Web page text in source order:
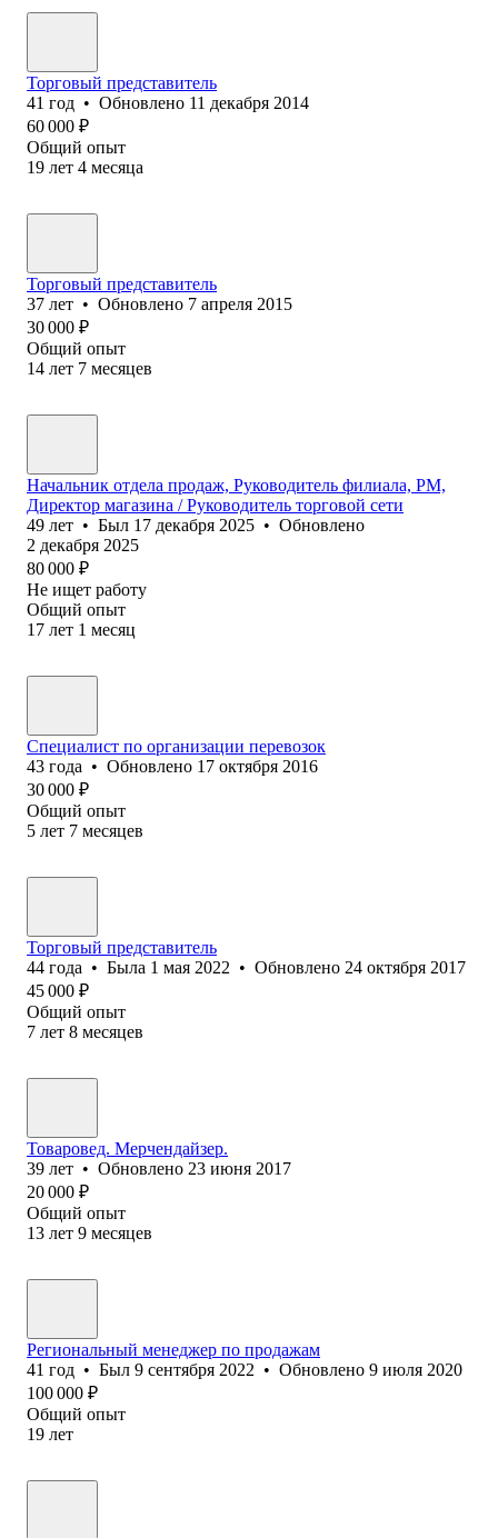
Торговый представитель
41 год • Обновлено 11 декабря 2014
60 000 ₽
Общий опыт
19 лет 4 месяца
Торговый представитель
37 лет • Обновлено 7 апреля 2015
30 000 ₽
Общий опыт
14 лет 7 месяцев
Начальник отдела продаж, Руководитель филиала, РМ,
Директор магазина / Руководитель торговой сети
49 лет • Был 17 декабря 2025 • Обновлено
2 декабря 2025
80 000 ₽
Не ищет работу
Общий опыт
17 лет 1 месяц
Специалист по организации перевозок
43 года • Обновлено 17 октября 2016
30 000 ₽
Общий опыт
5 лет 7 месяцев
Торговый представитель
44 года • Была 1 мая 2022 • Обновлено 24 октября 2017
45 000 ₽
Общий опыт
7 лет 8 месяцев
Товаровед. Мерчендайзер.
39 лет • Обновлено 23 июня 2017
20 000 ₽
Общий опыт
13 лет 9 месяцев
Региональный менеджер по продажам
41 год • Был 9 сентября 2022 • Обновлено 9 июля 2020
100 000 ₽
Общий опыт
19 лет